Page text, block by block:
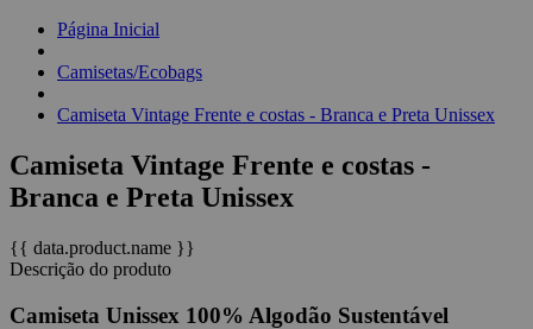
Página Inicial
Camisetas/Ecobags
Camiseta Vintage Frente e costas - Branca e Preta Unissex
Camiseta Vintage Frente e costas -
Branca e Preta Unissex
{{ data.product.name }}
Descrição do produto
Camiseta Unissex 100% Algodão Sustentável